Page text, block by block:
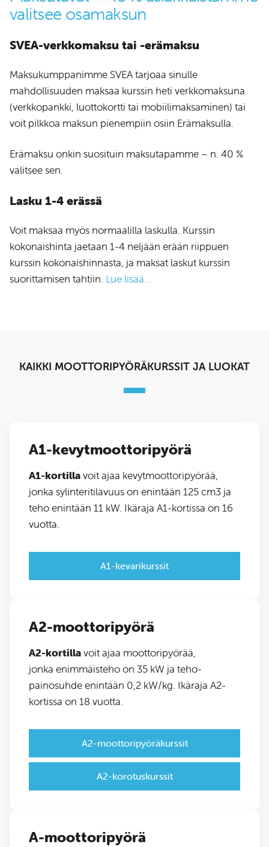
valitsee osamaksun
SVEA-verkkomaksu tai -erämaksu
Maksukumppanimme SVEA tarjoaa sinulle
mahdollisuuden maksaa kurssin heti verkkomaksuna
(verkkopankki, luottokortti tai mobiilimaksaminen) tai
voit pilkkoa maksun pienempiin osiin Erämaksulla.
Erämaksu onkin suosituin maksutapamme – n. 40 %
valitsee sen.
Lasku 1-4 erässä
Voit maksaa myös normaalilla laskulla. Kurssin
kokonaishinta jaetaan 1-4 neljään erään riippuen
kurssin kokonaishinnasta, ja maksat laskut kurssin
suorittamisen tahtiin. Lue lisää...
KAIKKI MOOTTORIPYÖRÄKURSSIT JA LUOKAT
A1-kevytmoottoripyörä
A1-kortillavoit ajaa kevytmoottoripyörää,
jonka sylinteritilavuus on enintään 125 cm3 ja
teho enintään 11 kW. Ikäraja A1-kortissa on 16
vuotta.
A1-kevarikurssit
A2-moottoripyörä
A2-kortillavoit ajaa moottoripyörää,
jonka enimmäisteho on 35 kW ja teho-
painosuhde enintään 0,2 kW/kg. Ikäraja A2-
kortissa on 18 vuotta.
A2-moottoripyöräkurssit
A2-korotuskurssit
A-moottoripyörä